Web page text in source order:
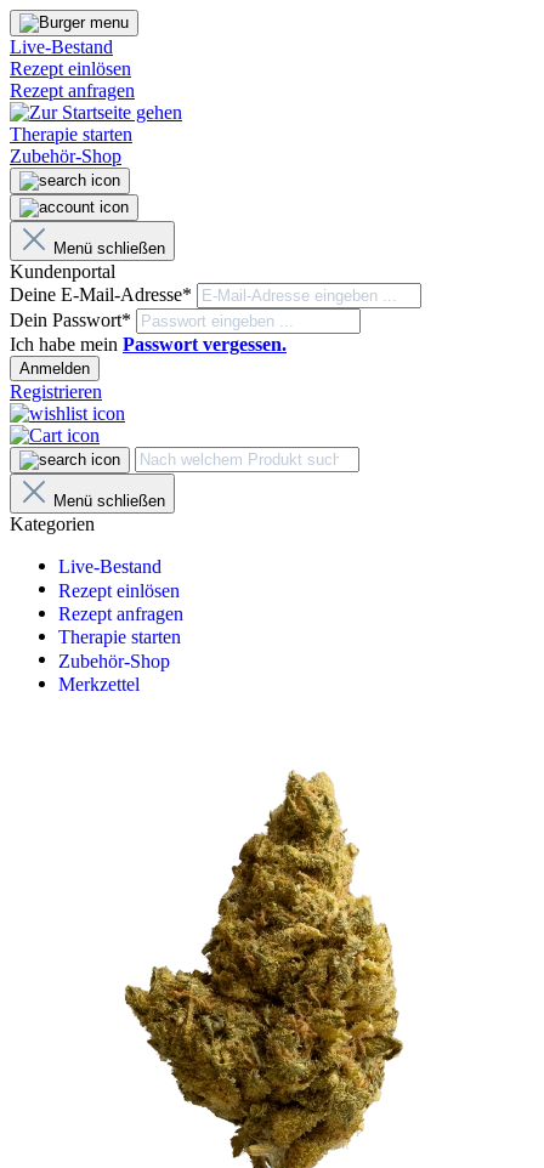
Live-Bestand
Rezept einlösen
Rezept anfragen
Therapie starten
Zubehör-Shop
Menü schließen
Kundenportal
Deine E-Mail-Adresse*
Dein Passwort*
Ich habe mein Passwort vergessen.
Anmelden
Registrieren
Menü schließen
Kategorien
Live-Bestand
Rezept einlösen
Rezept anfragen
Therapie starten
Zubehör-Shop
Merkzettel